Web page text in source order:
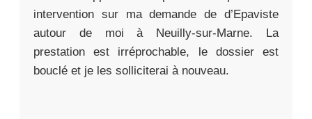
intervention sur ma demande de d’Epaviste
autour de moi à Neuilly-sur-Marne. La
prestation est irréprochable, le dossier est
bouclé et je les solliciterai à nouveau.